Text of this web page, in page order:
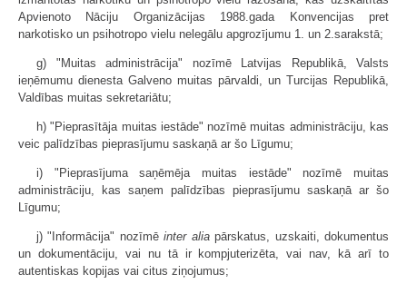
Apvienoto Nāciju Organizācijas 1988.gada Konvencijas pret
narkotisko un psihotropo vielu nelegālu apgrozījumu 1. un 2.sarakstā;
g) "Muitas administrācija" nozīmē Latvijas Republikā, Valsts
ieņēmumu dienesta Galveno muitas pārvaldi, un Turcijas Republikā,
Valdības muitas sekretariātu;
h) "Pieprasītāja muitas iestāde" nozīmē muitas administrāciju, kas
veic palīdzības pieprasījumu saskaņā ar šo Līgumu;
i) "Pieprasījuma saņēmēja muitas iestāde" nozīmē muitas
administrāciju, kas saņem palīdzības pieprasījumu saskaņā ar šo
Līgumu;
j) "Informācija" nozīmēinter aliapārskatus, uzskaiti, dokumentus
un dokumentāciju, vai nu tā ir kompjuterizēta, vai nav, kā arī to
autentiskas kopijas vai citus ziņojumus;